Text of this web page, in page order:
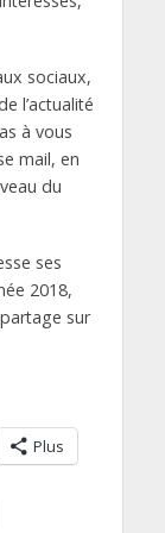
sociaux,
l’actualité
à vous
mail, en
du
ses
2018,
sur
Plus